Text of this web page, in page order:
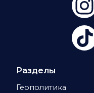
Разделы
Геополитика